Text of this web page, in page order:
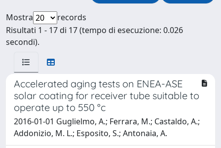
Mostra
records
Risultati 1 - 17 di 17 (tempo di esecuzione: 0.026
secondi).
Accelerated aging tests on ENEA-ASE
solar coating for receiver tube suitable to
operate up to 550 °c
2016-01-01 Guglielmo, A.; Ferrara, M.; Castaldo, A.;
Addonizio, M. L.; Esposito, S.; Antonaia, A.